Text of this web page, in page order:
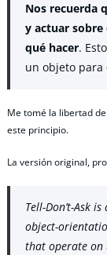
Nos recuerda
y actuar sobre
qué hacer.
un objeto para
Me tomé la libertad
este principio.
La versión original,
Tell-Don’t-Ask
object-
that operate